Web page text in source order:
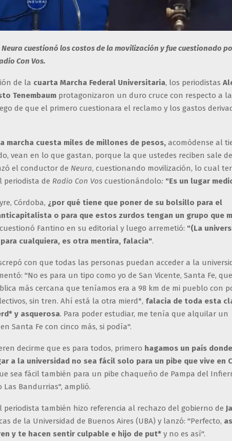
cuestionó los costos de la movilización y fue cuestionado
Con Vos.
de la cuarta Marcha Federal Universitaria, los periodistas
Tenembaum protagonizaron un duro cruce con respecto a la
de que el primero cuestionara el reclamo y los gastos
marcha cuesta miles de millones de pesos, acomódense al
vean en lo que gastan, porque la que ustedes reciben sale de
el conductor de Neura, cuestionando movilización, lo cual
periodista de Radio Con Vos cuestionándolo: "Es un lugar
Córdoba, ¿por qué tiene que poner de su bolsillo para el
o para que estos zurdos tengan un grupo que
Fantino en su editorial y luego arremetió: "(La
cualquiera, es otra mentira, falacia".
con que todas las personas puedan acceder a la
"No es para un tipo como yo de San Vicente, Santa Fe,
más cercana que teníamos era a 98 km de mi pueblo con
sin tren. Ahí está la otra mierd*, falacia de toda esta
y asquerosa. Para poder estudiar, me tenía que alquilar un
Santa Fe con cinco más, si podía".
decirme que es para todos, primero hagamos un país donde
a la universidad no sea fácil solo para un pibe que vive en
sea fácil también para un pibe chaqueño de Pampa del
Las Bandurrias", amplió.
periodista también hizo referencia al rechazo del gobierno de
de la Universidad de Buenos Aires (UBA) y lanzó: "Perfecto,
y te hacen sentir culpable e hijo de put* y no es así".